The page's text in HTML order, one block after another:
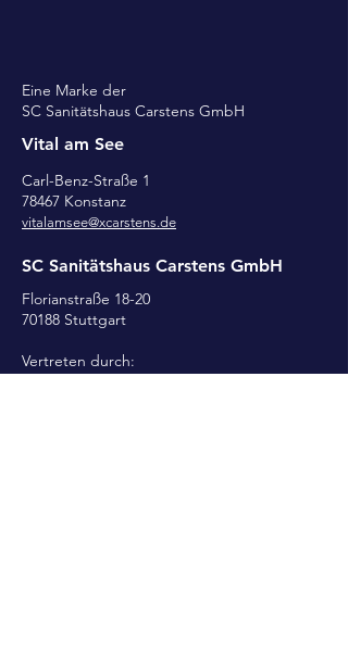
Eine Marke der
SC Sanitätshaus Carstens GmbH
Vital am See
Carl-Benz-Straße 1
78467 Konstanz
vitalamsee@xcarstens.de
SC Sanitätshaus Carstens GmbH
Florianstraße 18-20
70188 Stuttgart
Vertreten durch: